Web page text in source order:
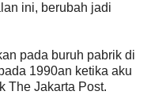
ini, berubah jadi
pada buruh pabrik di
1990an ketika aku
The Jakarta Post.